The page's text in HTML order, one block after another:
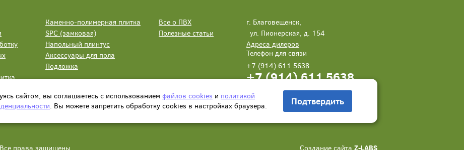
Каменно-полимерная плитка
SPC (замковая)
Напольный плинтус
Аксессуары для пола
Подложка
Все о ПВХ
Полезные статьи
г. Благовещенск,
ул. Пионерская, д. 154
Адреса дилеров
Телефон для связи
+7 (914) 611 5638
+7 (914) 611 5638
Написать нам Заказать звонок
права защищены. Создание сайта Z-LABS
сайтом, вы соглашаетесь с использованием файлов cookies и политикой
. Вы можете запретить обработку сookies в настройках браузера. Подтвердить